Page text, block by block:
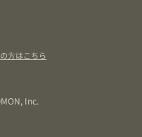
方はこちら
Inc.